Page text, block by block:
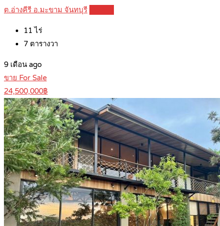
ต.อ่างคีรี อ.มะขาม จันทบุรี
11 ไร่
7 ตารางวา
9 เดือน ago
ขาย For Sale
24,500,000฿